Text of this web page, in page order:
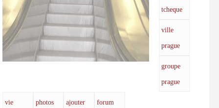
tcheque
ville
prague
groupe
prague
vie
photos
ajouter
forum